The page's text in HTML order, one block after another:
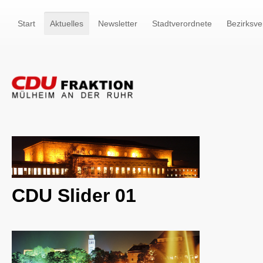
Start Aktuelles Newsletter Stadtverordnete
CDU Slider 01